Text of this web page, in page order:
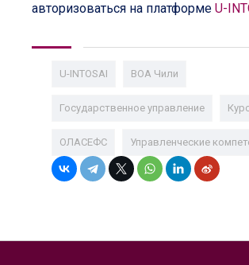
авторизоваться на платформе U-
U-INTOSAI ВОА Чили
Государственное управление
ОЛАСЕФС Управленческие